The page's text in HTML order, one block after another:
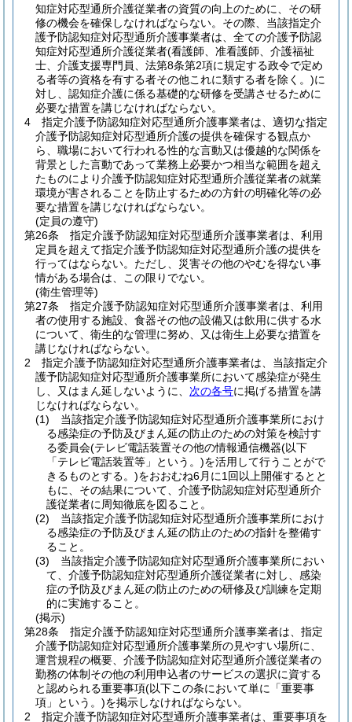
知症対応型通所介護従業者の資質の向上のために、その研
修の機会を確保しなければならない。 その際、当該指定介
護予防認知症対応型通所介護事業者は、全ての介護予防認
知症対応型通所介護従業者(看護師、准看護師、介護福祉
士、介護支援専門員、法第8条第2項に規定する政令で定め
る者等の資格を有する者その他これに類する者を除く。)に
対し、認知症介護に係る基礎的な研修を受講させるために
必要な措置を講じなければならない。
4
指定介護予防認知症対応型通所介護事業者は、適切な指定
介護予防認知症対応型通所介護の提供を確保する観点か
ら、職場において行われる性的な言動又は優越的な関係を
背景とした言動であって業務上必要かつ相当な範囲を超え
たものにより介護予防認知症対応型通所介護従業者の就業
環境が害されることを防止するための方針の明確化等の必
要な措置を講じなければならない。
(定員の遵守)
第26条
指定介護予防認知症対応型通所介護事業者は、利用
定員を超えて指定介護予防認知症対応型通所介護の提供を
行ってはならない。 ただし、災害その他のやむを得ない事
情がある場合は、この限りでない。
(衛生管理等)
第27条
指定介護予防認知症対応型通所介護事業者は、利用
者の使用する施設、食器その他の設備又は飲用に供する水
について、衛生的な管理に努め、又は衛生上必要な措置を
講じなければならない。
2
指定介護予防認知症対応型通所介護事業者は、当該指定介
護予防認知症対応型通所介護事業所において感染症が発生
し、又はまん延しないように、 次の各号に掲げる措置を講
じなければならない。
(1)
当該指定介護予防認知症対応型通所介護事業所におけ
る感染症の予防及びまん延の防止のための対策を検討す
る委員会(テレビ電話装置その他の情報通信機器(以下
「テレビ電話装置等」という。)を活用して行うことがで
きるものとする。)をおおむね6月に1回以上開催するとと
もに、その結果について、介護予防認知症対応型通所介
護従業者に周知徹底を図ること。
(2)
当該指定介護予防認知症対応型通所介護事業所におけ
る感染症の予防及びまん延の防止のための指針を整備す
ること。
(3)
当該指定介護予防認知症対応型通所介護事業所におい
て、介護予防認知症対応型通所介護従業者に対し、感染
症の予防及びまん延の防止のための研修及び訓練を定期
的に実施すること。
(掲示)
第28条
指定介護予防認知症対応型通所介護事業者は、指定
介護予防認知症対応型通所介護事業所の見やすい場所に、
運営規程の概要、介護予防認知症対応型通所介護従業者の
勤務の体制その他の利用申込者のサービスの選択に資する
と認められる重要事項(以下この条において単に「重要事
項」という。)を掲示しなければならない。
2
指定介護予防認知症対応型通所介護事業者は、重要事項を